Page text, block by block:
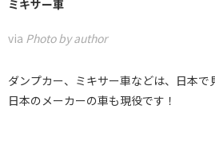
ミキサー車
via Photo by author
ダンプカー、ミキサー車などは、日本で
日本のメーカーの車も現役です！